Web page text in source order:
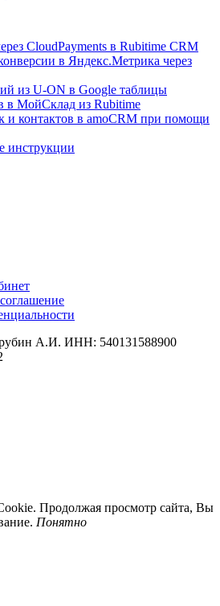
CloudPayments в Rubitime CRM
в Яндекс.Метрика через
из U-ON в Google таблицы
в МойСклад из Rubitime
и контактов в amoCRM при помощи
инструкции
А.И. ИНН: 540131588900
Продолжая просмотр сайта, Вы
Понятно